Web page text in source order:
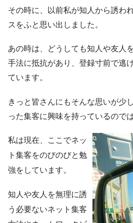
その時に、以前私が知人から誘わ
スをふと思い出しました。
あの時は、どうしても知人や友人
手法に抵抗があり、登録寸前で逃
ています。
きっと皆さんにもそんな思いが少
った集客に興味を持っているので
私は現在、ここでネッ
ト集客をのびのびと勉
強をしています。
知人や友人を無理に誘
う必要ないネット集客